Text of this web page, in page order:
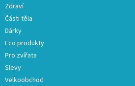
Zdraví
Části těla
Dárky
Eco produkty
Pro zvířata
Slevy
Velkoobchod